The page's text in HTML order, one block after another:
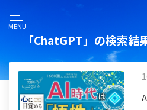
MENU
「ChatGPT」の検索結